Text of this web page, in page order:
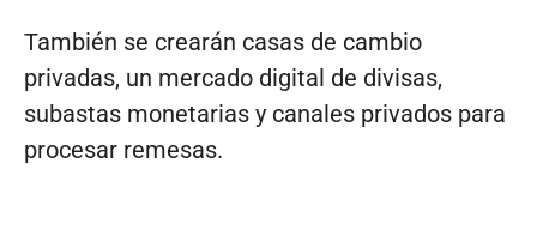
También se crearán casas de cambio
privadas, un mercado digital de divisas,
subastas monetarias y canales privados para
procesar remesas.